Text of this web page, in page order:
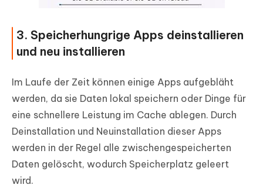
3. Speicherhungrige Apps deinstallieren
und neu installieren
Im Laufe der Zeit können einige Apps aufgebläht
werden, da sie Daten lokal speichern oder Dinge für
eine schnellere Leistung im Cache ablegen. Durch
Deinstallation und Neuinstallation dieser Apps
werden in der Regel alle zwischengespeicherten
Daten gelöscht, wodurch Speicherplatz geleert
wird.